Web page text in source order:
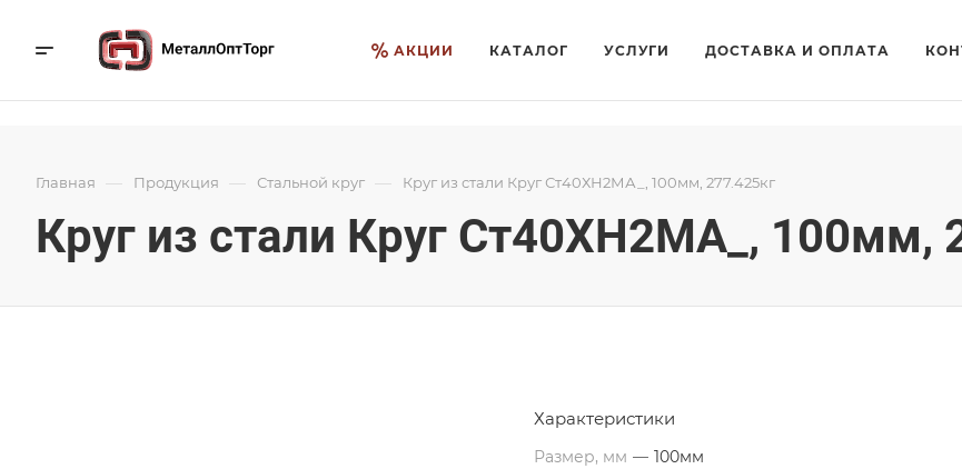
АКЦИИ КАТАЛОГ УСЛУГИ ДОСТАВКА И ОПЛАТА
Главная — Продукция — Стальной круг — Круг из стали Круг Ст40ХН2МА_, 100мм, 277.425кг
Круг из стали Круг Ст40ХН2МА_, 100мм,
Характеристики
Размер, мм — 100мм